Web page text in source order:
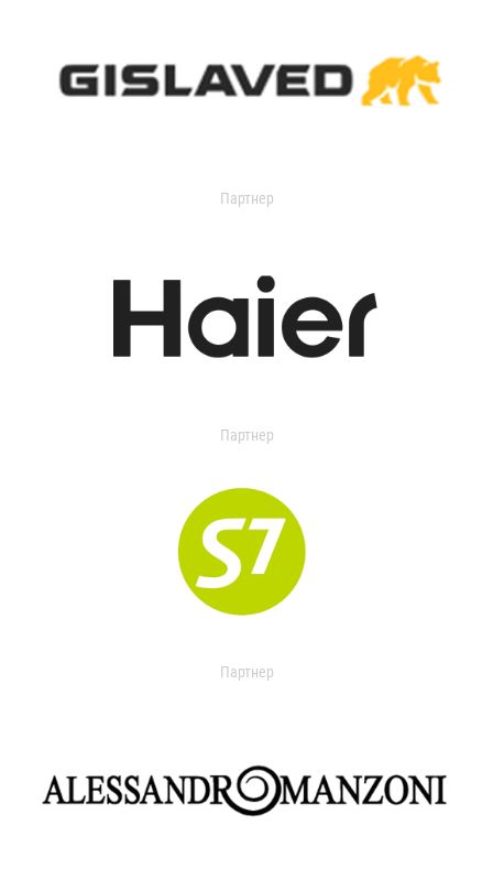
Партнер
Партнер
Партнер